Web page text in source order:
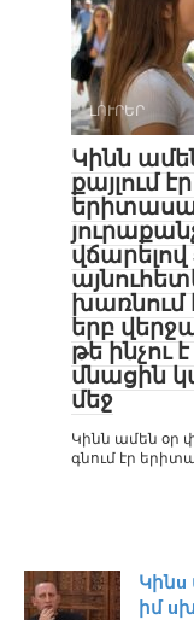
ԼՈՒՐԵՐ
Կինն
քայլում
խառնում
երբ
թե ինչու
մնացին
մեջ
Կինն ամեն օր
գնում էր
Կինu
իմ